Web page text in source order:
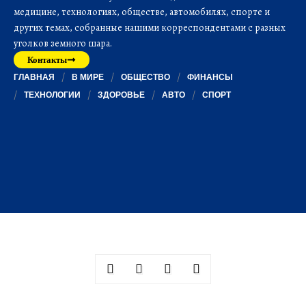
медицине, технологиях, обществе, автомобилях, спорте и
других темах, собранные нашими корреспондентами с разных
уголков земного шара.
Контакты
ГЛАВНАЯ В МИРЕ ОБЩЕСТВО
ФИНАНСЫ
ТЕХНОЛОГИИ
ЗДОРОВЬЕ АВТО СПОРТ